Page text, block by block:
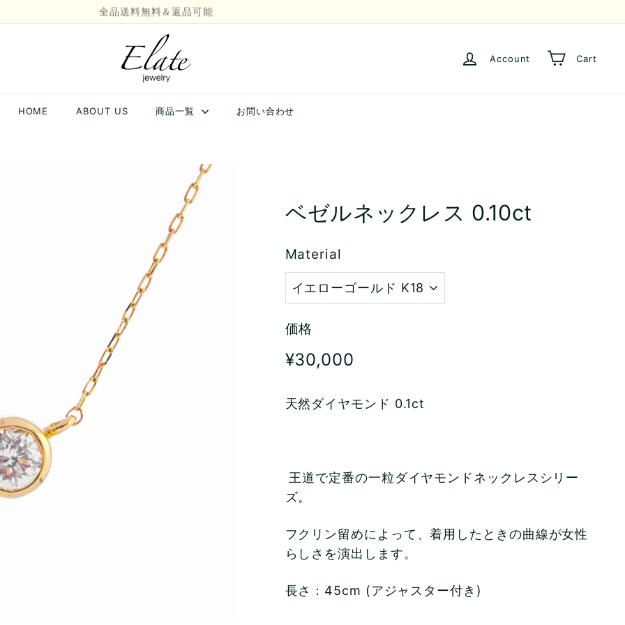
Pause
slideshow
LINE/メール登録で今すぐ使える10%OFFクーポンプレゼント🙌
E
l
a
t
e
Account Cart
HOME ABOUT US 商品一覧 お問い合わせ
ベゼルネックレス 0.10ct
Material
価格
Regular
¥30,000
天然ダイヤモンド 0.1ct
王道で定番の一粒ダイヤモンドネックレスシリー
ズ。
フクリン留めによって、着用したときの曲線が女性
らしさを演出します。
長さ：45cm (アジャスター付き)